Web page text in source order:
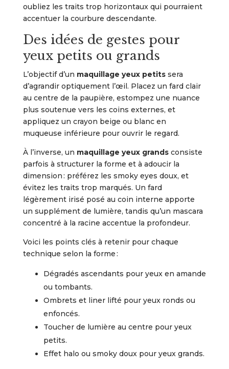
oubliez les traits trop horizontaux qui pourraient
accentuer la courbure descendante.
Des idées de gestes pour
yeux petits ou grands
L’objectif d’un maquillage yeux petitssera
d’agrandir optiquement l’œil. Placez un fard clair
au centre de la paupière, estompez une nuance
plus soutenue vers les coins externes, et
appliquez un crayon beige ou blanc en
muqueuse inférieure pour ouvrir le regard.
À l’inverse, un maquillage yeux grandsconsiste
parfois à structurer la forme et à adoucir la
dimension : préférez les smoky eyes doux, et
évitez les traits trop marqués. Un fard
légèrement irisé posé au coin interne apporte
un supplément de lumière, tandis qu’un mascara
concentré à la racine accentue la profondeur.
Voici les points clés à retenir pour chaque
technique selon la forme :
Dégradés ascendants pour yeux en amande
ou tombants.
Ombrets et liner lifté pour yeux ronds ou
enfoncés.
Toucher de lumière au centre pour yeux
petits.
Effet halo ou smoky doux pour yeux grands.